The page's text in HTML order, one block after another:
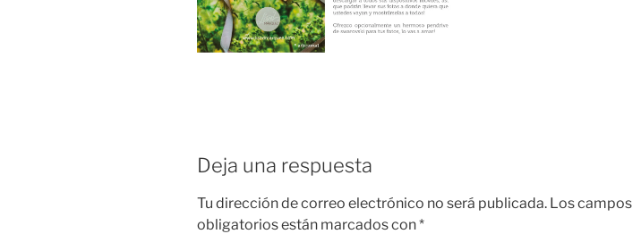
Deja una respuesta
Tu dirección de correo electrónico no será publicada. Los campos
obligatorios están marcados con*